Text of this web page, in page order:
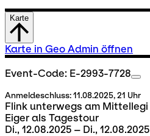
Karte
Karte in Geo Admin öffnen
Event-Code: E-2993-7728
Anmeldeschluss:11.08.2025, 21 Uhr
Flink unterwegs am Mittellegi
Eiger als Tagestour
Di., 12.08.2025 – Di., 12.08.2025